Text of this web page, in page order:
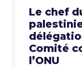
Le chef
Comité
l’ONU